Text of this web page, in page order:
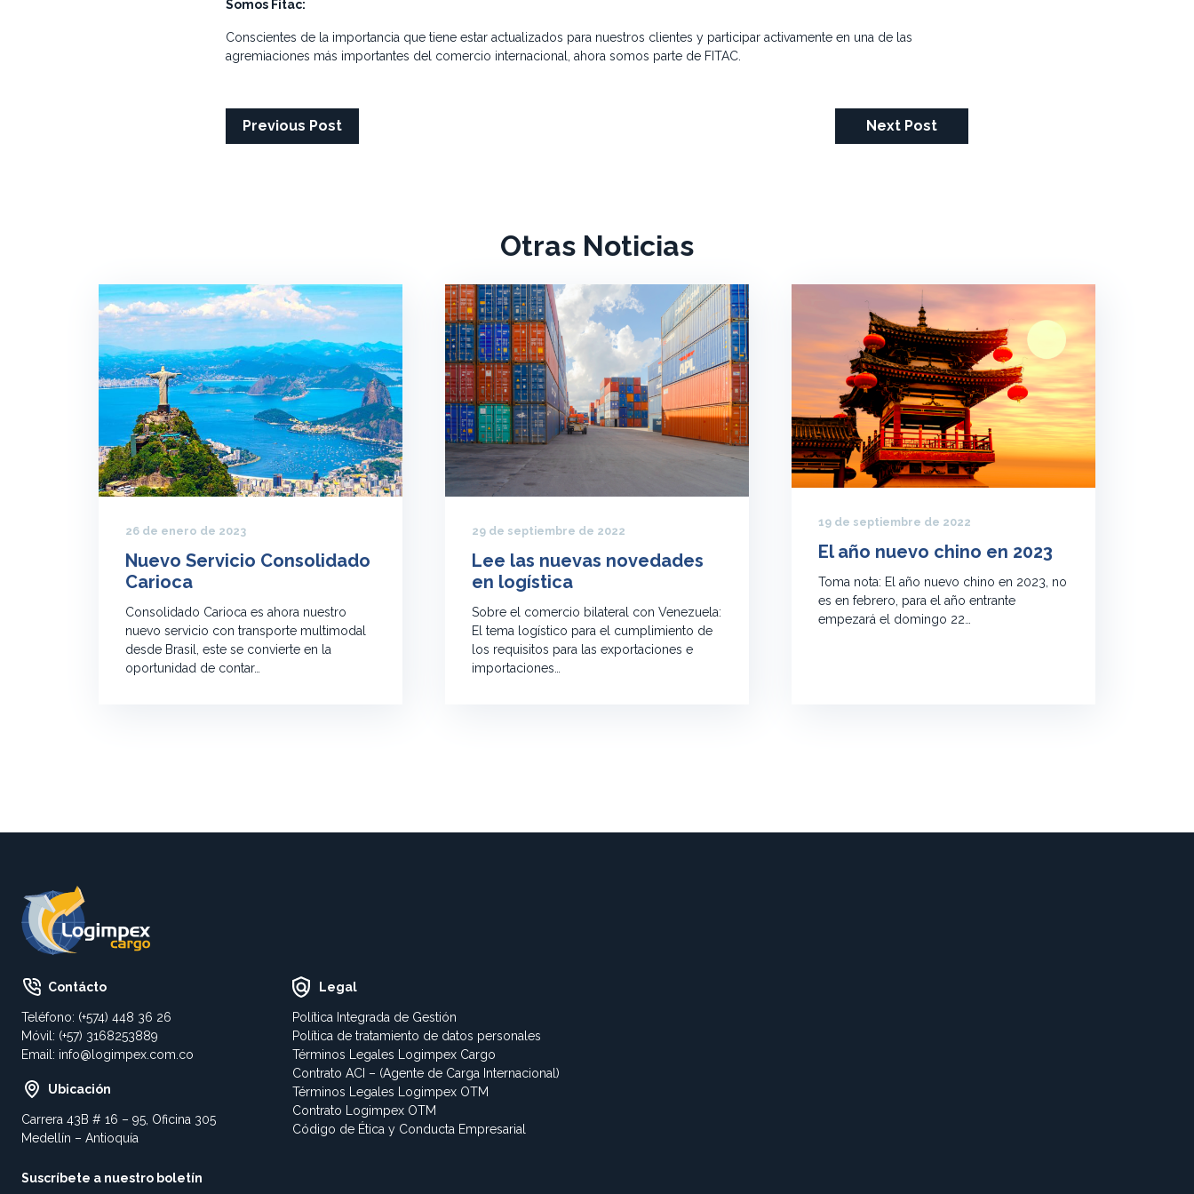
Somos Fitac:
Conscientes de la importancia que tiene estar actualizados para nuestros clientes y participar activamente en una de las
agremiaciones más importantes del comercio internacional, ahora somos parte de FITAC.
Previous Post Next Post
Otras Noticias
26 de enero de 2023
Nuevo Servicio Consolidado
Carioca
Consolidado Carioca es ahora nuestro
nuevo servicio con transporte multimodal
desde Brasil, este se convierte en la
oportunidad de contar…
29 de septiembre de 2022
Lee las nuevas novedades
en logística
Sobre el comercio bilateral con Venezuela:
El tema logístico para el cumplimiento de
los requisitos para las exportaciones e
importaciones…
19 de septiembre de 2022
El año nuevo chino en 2023
Toma nota: El año nuevo chino en 2023, no
es en febrero, para el año entrante
empezará el domingo 22…
Contácto
Teléfono: (+574) 448 36 26
Móvil: (+57) 3168253889
Email: info@logimpex.com.co
Ubicación
Carrera 43B # 16 – 95, Oficina 305
Medellín – Antioquía
Legal
Política Integrada de Gestión
Política de tratamiento de datos personales
Términos Legales Logimpex Cargo
Contrato ACI – (Agente de Carga Internacional)
Términos Legales Logimpex OTM
Contrato Logimpex OTM
Código de Ética y Conducta Empresarial
Suscríbete a nuestro boletín